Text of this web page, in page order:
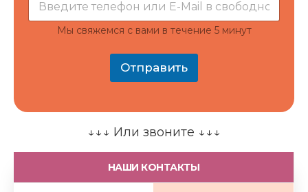
н
с
л
ь
т
ц
я
?
Мы свяжемся с вами в течение 5 минут
Отправить
↓↓↓ Или звоните ↓↓↓
НАШИ КОНТАКТЫ